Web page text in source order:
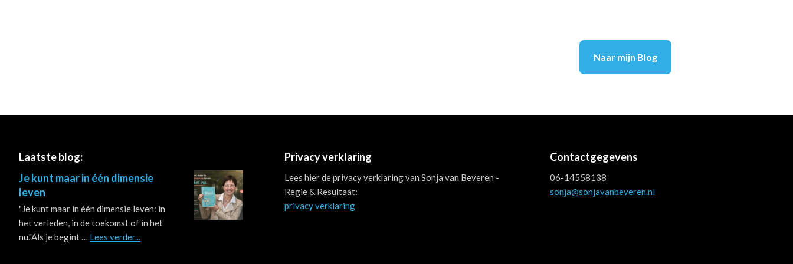
Naar mijn Blog
FooterLaatste blog:
Je kunt maar in één dimensie
leven
"Je kunt maar in één dimensie leven: in
het verleden, in de toekomst of in het
nu."Als je begint … Lees verder...
Privacy verklaring
Lees hier de privacy verklaring van Sonja van Beveren -
Regie & Resultaat:
privacy verklaring
Contactgegevens
06-14558138
sonja@sonjavanbeveren.nl